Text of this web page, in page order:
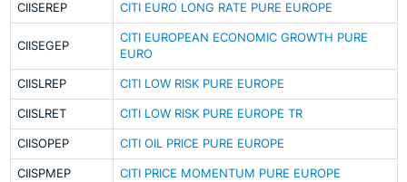
CIISEREP CITI EURO LONG RATE PURE EUROPE
CIISEGEP
CITI EUROPEAN ECONOMIC GROWTH PURE
EURO
CIISLREP CITI LOW RISK PURE EUROPE
CIISLRET CITI LOW RISK PURE EUROPE TR
CIISOPEP CITI OIL PRICE PURE EUROPE
CIISPMEP CITI PRICE MOMENTUM PURE EUROPE